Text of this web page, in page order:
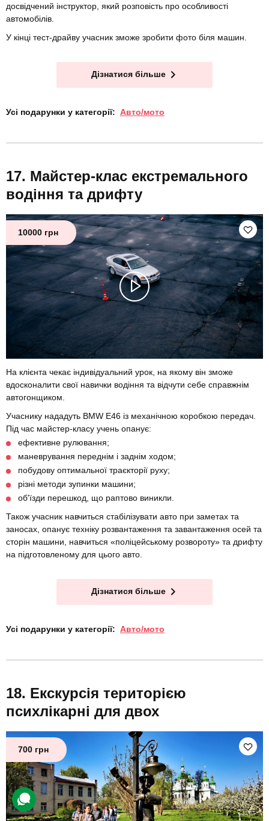
досвідчений інструктор, який розповість про особливості
автомобілів.
У кінці тест-драйву учасник зможе зробити фото біля машин.
Дізнатися більше
Усі подарунки у категорії: Авто/мото
Майстер-клас екстремального
водіння та дрифту
10000 грн
На клієнта чекає індивідуальний урок, на якому він зможе
вдосконалити свої навички водіння та відчути себе справжнім
автогонщиком.
Учаснику нададуть BMW E46 із механічною коробкою передач.
Під час майстер-класу учень опанує:
ефективне рулювання;
маневрування переднім і заднім ходом;
побудову оптимальної траєкторії руху;
різні методи зупинки машини;
об'їзди перешкод, що раптово виникли.
Також учасник навчиться стабілізувати авто при заметах та
заносах, опанує техніку розвантаження та завантаження осей та
сторін машини, навчиться «поліцейському розвороту» та дрифту
на підготовленому для цього авто.
Дізнатися більше
Усі подарунки у категорії: Авто/мото
Екскурсія територією
психлікарні для двох
700 грн